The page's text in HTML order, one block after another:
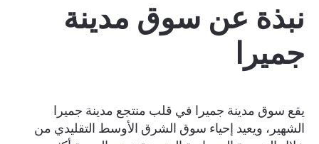
نبذة عن سوق مدينة
جميرا
يقع سوق مدينة جميرا في قلب منتجع مدينة جميرا
الشهير، ويعيد إحياء سوق الشرق الأوسط التقليدي من